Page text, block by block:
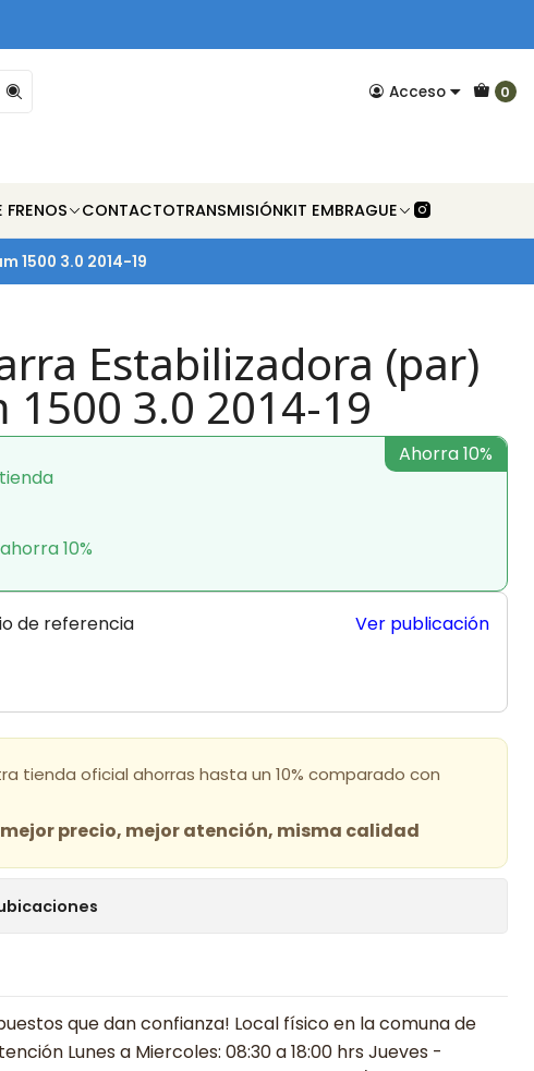
Acceso 0
FRENOS CONTACTOTRANSMISIÓNKIT EMBRAGUE
1500 3.0 2014-19
Estabilizadora (par)
1500 3.0 2014-19
10%
Ahorra 10%
de referencia Ver publicación
tienda oficial ahorras hasta un 10% comparado con
precio, mejor atención, misma calidad
que dan confianza! Local físico en la comuna de
Lunes a Miercoles: 08:30 a 18:00 hrs Jueves -